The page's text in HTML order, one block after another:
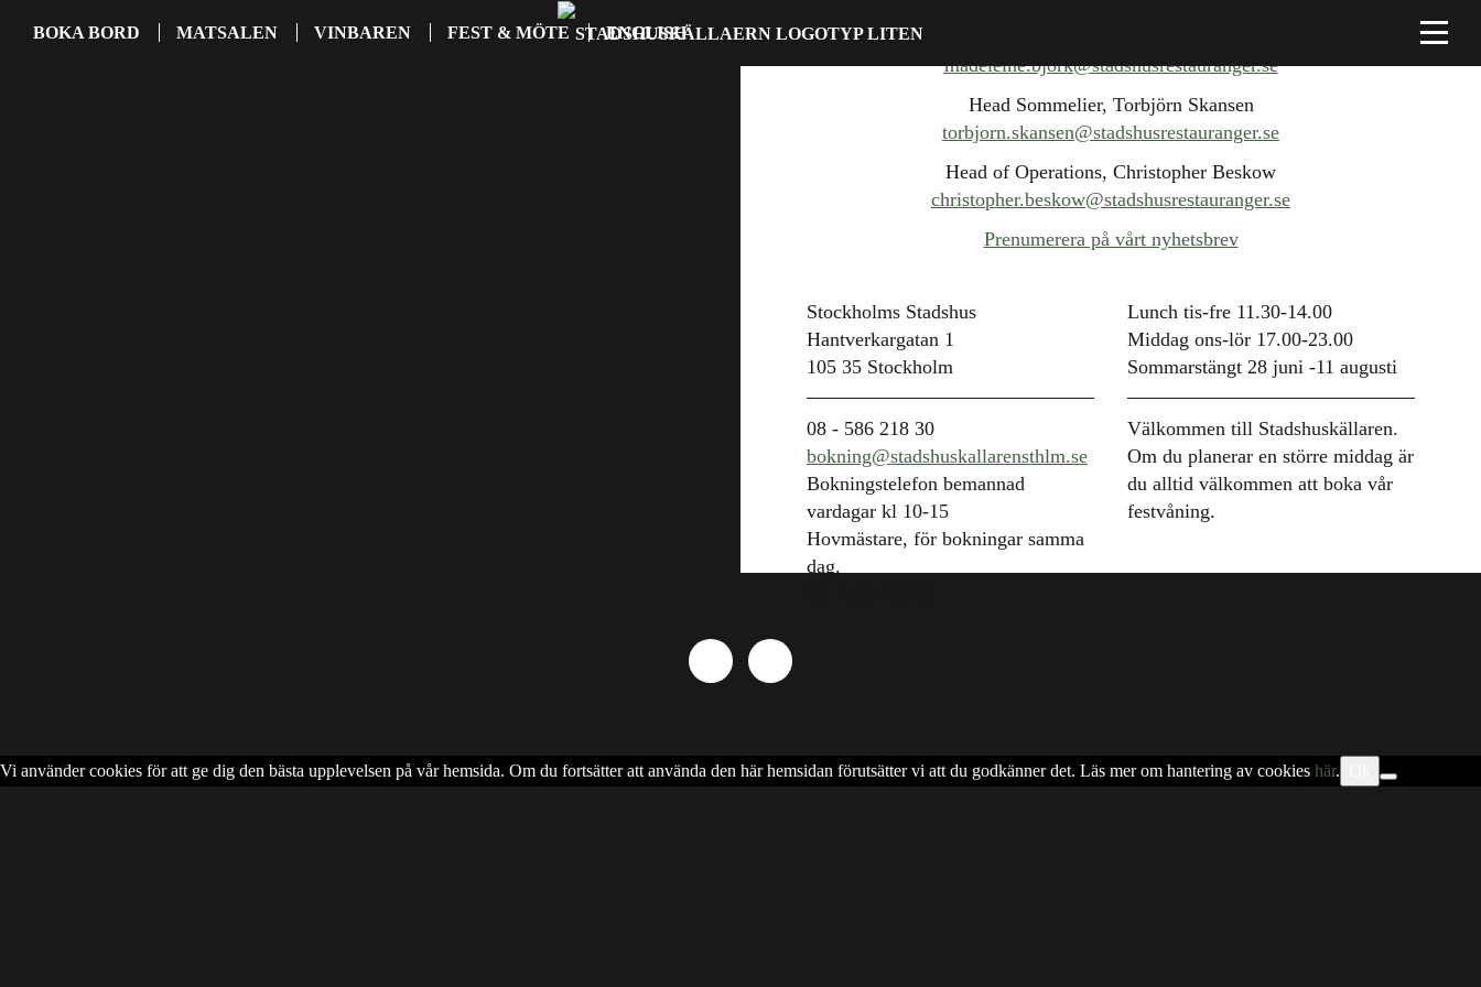
BOKA BORD MATSALEN VINBAREN FEST & MÖTE ENGLISH
madeleine.bjork@stadshusrestauranger.se
Head Sommelier, Torbjörn Skansen
torbjorn.skansen@stadshusrestauranger.se
Head of Operations, Christopher Beskow
christopher.beskow@stadshusrestauranger.se
Prenumerera på vårt nyhetsbrev
Stockholms Stadshus
Hantverkargatan 1
105 35 Stockholm
08 - 586 218 30
bokning@stadshuskallarensthlm.se
Bokningstelefon bemannad
vardagar kl 10-15
Hovmästare, för bokningar samma
dag.
Lunch tis-fre 11.30-14.00
Middag ons-lör 17.00-23.00
Sommarstängt 28 juni -11 augusti
Välkommen till Stadshuskällaren.
Om du planerar en större middag är
du alltid välkommen att boka vår
festvåning.
Vi använder cookies för att ge dig den bästa upplevelsen på vår hemsida. Om du fortsätter att använda den här hemsidan förutsätter vi att du godkänner det. Läs mer om hantering av cookies här.